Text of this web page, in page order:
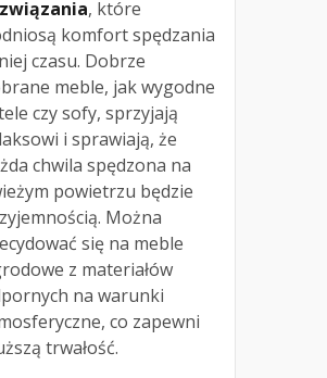
, które
komfort spędzania
czasu. Dobrze
meble, jak wygodne
czy sofy, sprzyjają
i sprawiają, że
chwila spędzona na
powietrzu będzie
Można
się na meble
z materiałów
na warunki
co zapewni
trwałość.